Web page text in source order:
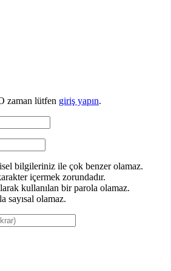
zaman lütfen giriş yapın.
bilgileriniz ile çok benzer olamaz.
içermek zorundadır.
kullanılan bir parola olamaz.
sayısal olamaz.